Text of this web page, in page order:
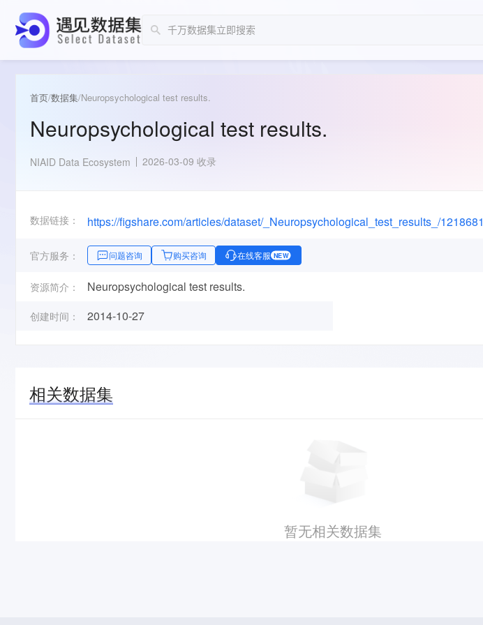
首页/数据集/Neuropsychological test results.
Neuropsychological test results.
NIAID Data Ecosystem 2026-03-09 收录
数据链接： https://figshare.com/articles/dataset/_Neuropsychological_test_results_/1218681
官方服务： 问题咨询 购买咨询 在线客服 NEW
资源简介： Neuropsychological test results.
创建时间： 2014-10-27
相关数据集
暂无相关数据集